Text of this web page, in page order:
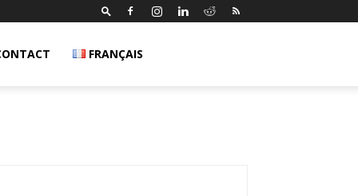
FRANÇAIS